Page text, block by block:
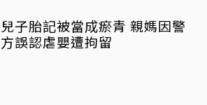
兒子胎記被當成瘀青 親媽因警
方誤認虐嬰遭拘留